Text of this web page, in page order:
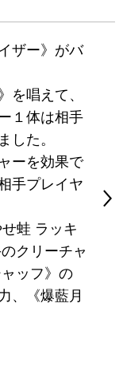
ザー》がバ
を唱えて、
１体は相手
した。
ーを効果で
手プレイヤ
蛙 ラッキ
クリーチャ
ッフ》の
、《爆藍月